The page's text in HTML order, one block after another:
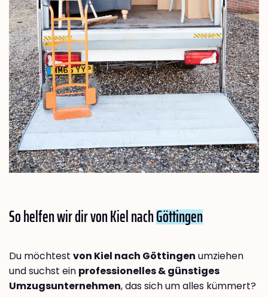
So helfen wir dir von Kiel nachGöttingen
Du möchtest von Kiel nach Göttingen umziehen
und suchst ein professionelles & günstiges
Umzugsunternehmen, das sich um alles kümmert?